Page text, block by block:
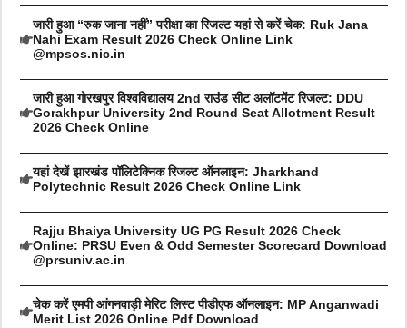
जारी हुआ “रुक जाना नहीं” परीक्षा का रिजल्ट यहां से करें चेक: Ruk Jana
Nahi Exam Result 2026 Check Online Link
@mpsos.nic.in
जारी हुआ गोरखपुर विश्वविद्यालय 2nd राउंड सीट अलॉटमेंट रिजल्ट: DDU
Gorakhpur University 2nd Round Seat Allotment Result
2026 Check Online
यहां देखें झारखंड पॉलिटेक्निक रिजल्ट ऑनलाइन: Jharkhand
Polytechnic Result 2026 Check Online Link
Rajju Bhaiya University UG PG Result 2026 Check
Online: PRSU Even & Odd Semester Scorecard Download
@prsuniv.ac.in
चेक करें एमपी आंगनवाड़ी मेरिट लिस्ट पीडीएफ ऑनलाइन: MP Anganwadi
Merit List 2026 Online Pdf Download